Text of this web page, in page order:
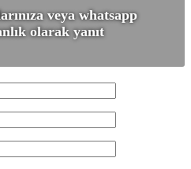
veya whatsapp
olarak yanıt